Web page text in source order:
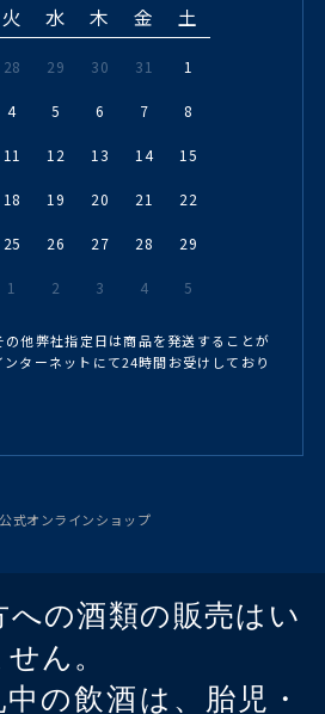
火 水 木 金 土
28 29 30 31 1
4 5 6 7 8
11 12 13 14 15
18 19 20 21 22
25 26 27 28 29
1 2 3 4 5
他弊社指定日は商品を発送することが
ターネットにて24時間お受けしており
式オンラインショップ
への酒類の販売はい
ん。
の飲酒は、胎児・